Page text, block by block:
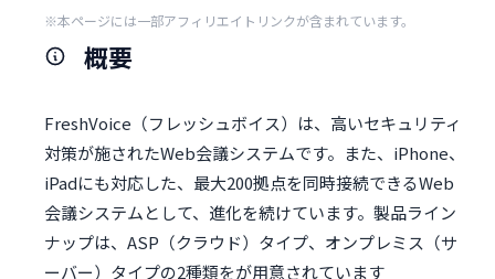
※本ページには一部アフィリエイトリンクが含まれています。
概要
FreshVoice（フレッシュボイス）は、高いセキュリティ
対策が施されたWeb会議システムです。また、iPhone、
iPadにも対応した、最大200拠点を同時接続できるWeb
会議システムとして、進化を続けています。製品ライン
ナップは、ASP（クラウド）タイプ、オンプレミス（サ
ーバー）タイプの2種類をが用意されています